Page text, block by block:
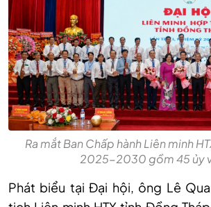
Ra mắt Ban Chấp hành Liên minh
2025-2030 gồm 45 ủy
Phát biểu tại Đại hội, ông Lê